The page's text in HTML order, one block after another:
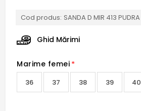
Cod produs: SANDA D MIR 413 PUDRA
Ghid Mărimi
Marime femei *
36 37 38 39 40